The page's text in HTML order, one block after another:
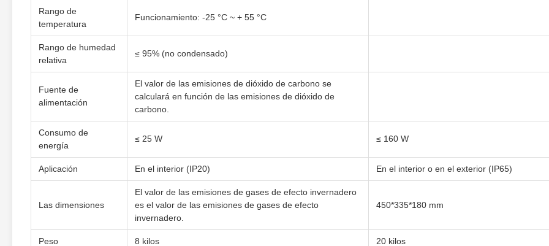
Rango de
temperatura
Funcionamiento: -25 °C ~ + 55 °C
Rango de humedad
relativa
≤ 95% (no condensado)
Fuente de
alimentación
El valor de las emisiones de dióxido de carbono se
calculará en función de las emisiones de dióxido de
carbono.
Consumo de
energía
≤ 25 W ≤ 160 W
Aplicación En el interior (IP20) En el interior o en el exterior (IP65)
Las dimensiones
El valor de las emisiones de gases de efecto invernadero
es el valor de las emisiones de gases de efecto
invernadero.
450*335*180 mm
Peso 8 kilos 20 kilos